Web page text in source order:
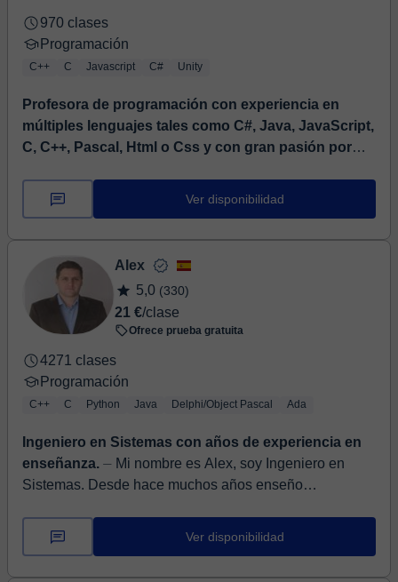
970 clases
Programación
C++ C Javascript C# Unity
Profesora de programación con experiencia en
múltiples lenguajes tales como C#, Java, JavaScript,
C, C++, Pascal, Html o Css y con gran pasión por
una sólida formación académica y una amplia vocación
docente. Cuento con una Ingeniería Técnica en
Ver disponibilidad
Alex
5,0 (330)
21 €/clase
Ofrece prueba gratuita
4271 clases
Programación
C++ C Python Java Delphi/Object Pascal Ada
Ingeniero en Sistemas con años de experiencia en
enseñanza. ⏤ Mi nombre es Alex, soy Ingeniero en
Sistemas. Desde hace muchos años enseño
enseñar. Los lenguajes que en...
Ver disponibilidad